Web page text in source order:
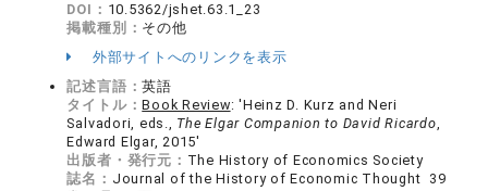
DOI： 10.5362/jshet.63.1_23
掲載種別： その他
外部サイトへのリンクを表示
記述言語：英語
タイトル：Book Review: 'Heinz D. Kurz and Neri
Salvadori, eds., The Elgar Companion to David Ricardo,
Edward Elgar, 2015'
出版者・発行元： The History of Economics Society
誌名： Journal of the History of Economic Thought 39